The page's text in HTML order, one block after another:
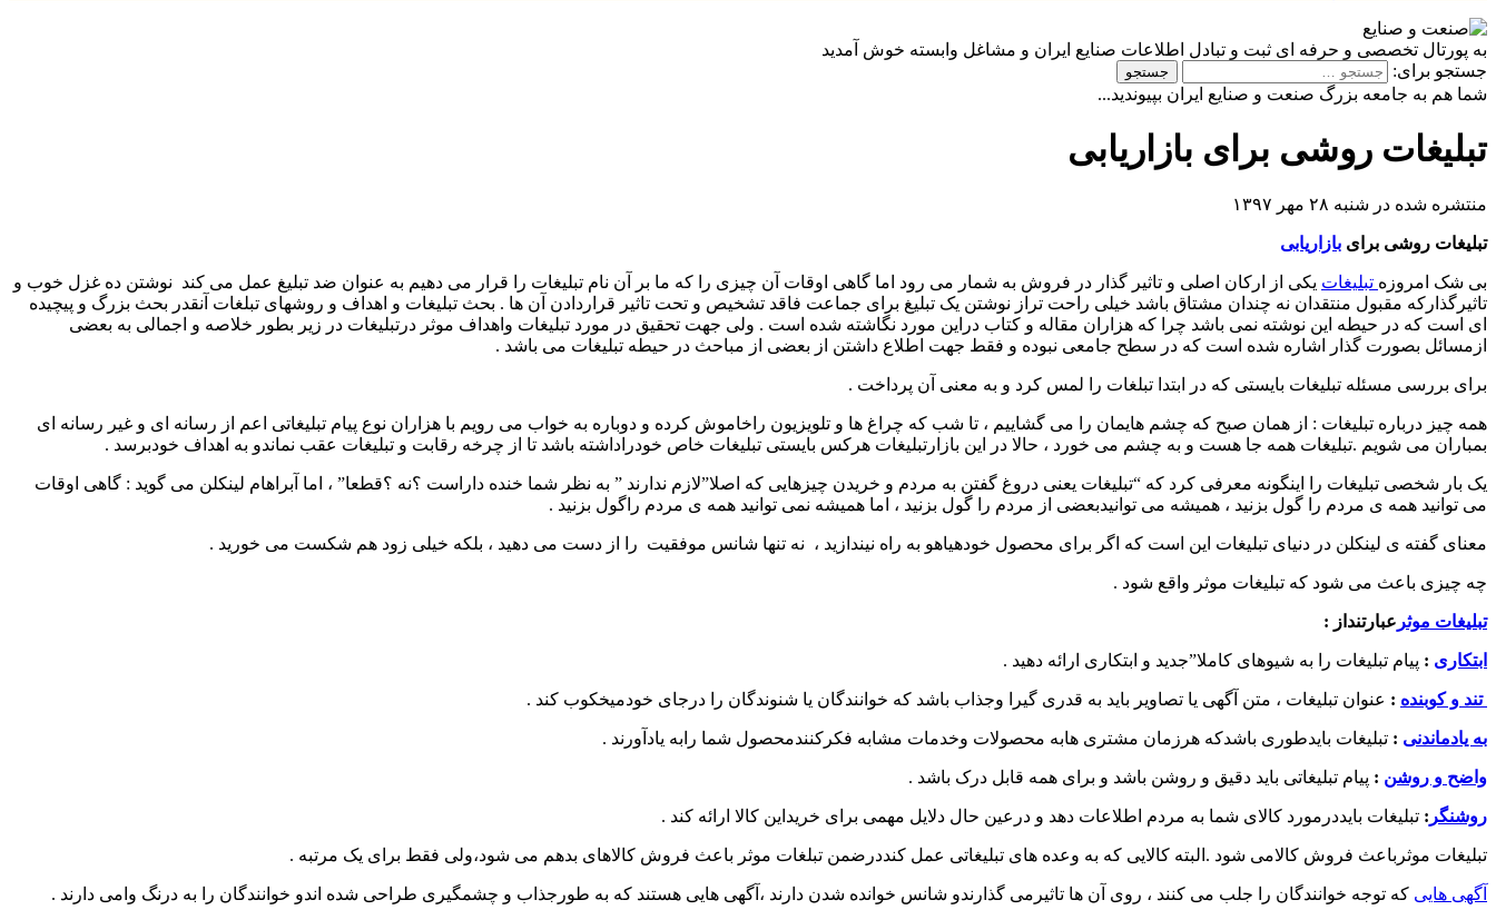
به پورتال تخصصی و حرفه ای ثبت و تبادل اطلاعات صنایع ایران و مشاغل وابسته خوش آمدید
جستجو برای:
شما هم به جامعه بزرگ صنعت و صنایع ایران بپیوندید...
تبلیغات روشی برای بازاریابی
منتشره شده در شنبه ۲۸ مهر ۱۳۹۷
تبلیغات روشی برای بازاریابی
بی شک امروزه تبلیغات یکی از ارکان اصلی و تاثیر گذار در فروش به شمار می رود اما گاهی اوقات آن چیزی را که ما بر آن نام تبلیغات را قرار می دهیم به عنوان ضد تبلیغ عمل می کند نوشتن ده غزل خوب و
تاثیرگذارکه مقبول منتقدان نه چندان مشتاق باشد خیلی راحت تراز نوشتن یک تبلیغ برای جماعت فاقد تشخیص و تحت تاثیر قراردادن آن ها . بحث تبلیغات و اهداف و روشهای تبلغات آنقدر بحث بزرگ و پیچیده
ای است که در حیطه این نوشته نمی باشد چرا که هزاران مقاله و کتاب دراین مورد نگاشته شده است . ولی جهت تحقیق در مورد تبلیغات واهداف موثر درتبلیغات در زیر بطور خلاصه و اجمالی به بعضی
ازمسائل بصورت گذار اشاره شده است که در سطح جامعی نبوده و فقط جهت اطلاع داشتن از بعضی از مباحث در حیطه تبلیغات می باشد .
برای بررسی مسئله تبلیغات بایستی که در ابتدا تبلغات را لمس کرد و به معنی آن پرداخت .
همه چیز درباره تبلیغات : از همان صبح که چشم هایمان را می گشاییم ، تا شب که چراغ ها و تلویزیون راخاموش کرده و دوباره به خواب می رویم با هزاران نوع پیام تبلیغاتی اعم از رسانه ای و غیر رسانه ای
بمباران می شویم .تبلیغات همه جا هست و به چشم می خورد ، حالا در این بازارتبلیغات هرکس بایستی تبلیغات خاص خودراداشته باشد تا از چرخه رقابت و تبلیغات عقب نماندو به اهداف خودبرسد .
یک بار شخصی تبلیغات را اینگونه معرفی کرد که “تبلیغات یعنی دروغ گفتن به مردم و خریدن چیزهایی که اصلا”لازم ندارند ” به نظر شما خنده داراست ؟نه ؟قطعا” ، اما آبراهام لینکلن می گوید : گاهی اوقات
می توانید همه ی مردم را گول بزنید ، همیشه می توانیدبعضی از مردم را گول بزنید ، اما همیشه نمی توانید همه ی مردم راگول بزنید .
معنای گفته ی لینکلن در دنیای تبلیغات این است که اگر برای محصول خودهیاهو به راه نیندازید ، نه تنها شانس موفقیت را از دست می دهید ، بلکه خیلی زود هم شکست می خورید .
چه چیزی باعث می شود که تبلیغات موثر واقع شود .
تبلیغات موثر عبارتنداز :
ابتکاری : پیام تبلیغات را به شیوهای کاملا”جدید و ابتکاری ارائه دهید .
تند و کوبنده : عنوان تبلیغات ، متن آگهی یا تصاویر باید به قدری گیرا وجذاب باشد که خوانندگان یا شنوندگان را درجای خودمیخکوب کند .
به یادماندنی : تبلیغات بایدطوری باشدکه هرزمان مشتری هابه محصولات وخدمات مشابه فکرکنندمحصول شما رابه یادآورند .
واضح و روشن : پیام تبلیغاتی باید دقیق و روشن باشد و برای همه قابل درک باشد .
روشنگر : تبلیغات بایددرمورد کالای شما به مردم اطلاعات دهد و درعین حال دلایل مهمی برای خریداین کالا ارائه کند .
تبلیغات موثرباعث فروش کالامی شود .البته کالایی که به وعده های تبلیغاتی عمل کنددرضمن تبلغات موثر باعث فروش کالاهای بدهم می شود،ولی فقط برای یک مرتبه .
آگهی هایی که توجه خوانندگان را جلب می کنند ، روی آن ها تاثیرمی گذارندو شانس خوانده شدن دارند ،آگهی هایی هستند که به طورجذاب و چشمگیری طراحی شده اندو خوانندگان را به درنگ وامی دارند .